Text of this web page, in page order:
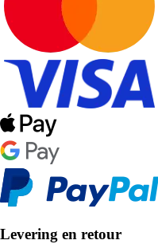
Levering en retour